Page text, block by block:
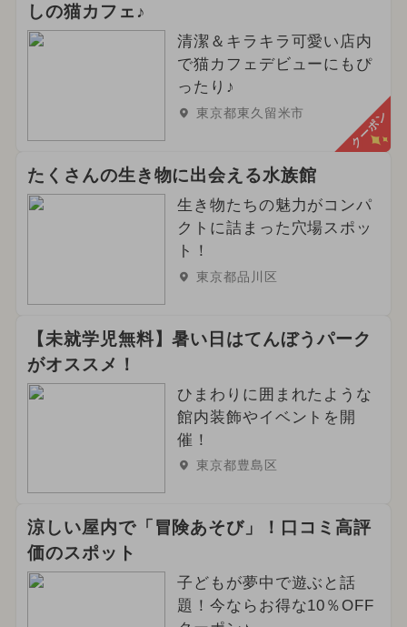
しの猫カフェ♪
清潔＆キラキラ可愛い店内
で猫カフェデビューにもぴ
ったり♪
東京都東久留米市 クーポン
たくさんの生き物に出会える水族館
生き物たちの魅力がコンパ
クトに詰まった穴場スポッ
ト！
東京都品川区
【未就学児無料】暑い日はてんぼうパーク
がオススメ！
ひまわりに囲まれたような
館内装飾やイベントを開
催！
東京都豊島区
涼しい屋内で「冒険あそび」！口コミ高評
価のスポット
子どもが夢中で遊ぶと話
題！今ならお得な10％OFF